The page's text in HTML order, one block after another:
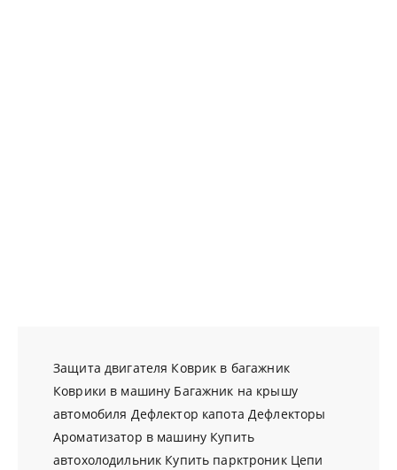
Защита двигателя Коврик в багажник
Коврики в машину Багажник на крышу
автомобиля Дефлектор капота Дефлекторы
Ароматизатор в машину Купить
автохолодильник Купить парктроник Цепи